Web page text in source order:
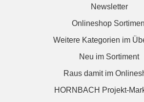
Newsletter
Onlineshop
Weitere Kategorien im
Neu im Sortiment
Raus damit im
HORNBACH Projekt-